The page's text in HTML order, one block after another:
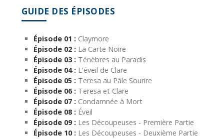
GUIDE DES ÉPISODES
Épisode 01 : Claymore
Épisode 02 : La Carte Noire
Épisode 03 : Ténèbres au Paradis
Épisode 04 : L'éveil de Clare
Épisode 05 : Teresa au Pâle Sourire
Épisode 06 : Teresa et Clare
Épisode 07 : Condamnée à Mort
Épisode 08 : Éveil
Épisode 09 : Les Découpeuses - Première Partie
Épisode 10 : Les Découpeuses - Deuxième Partie